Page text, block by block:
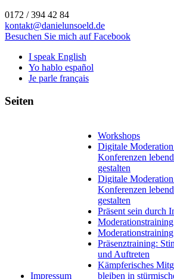
0172 / 394 42 84
kontakt@danielunsoeld.de
Besuchen Sie mich auf Facebook
I speak English
Yo hablo español
Je parle français
Seiten
Impressum
Workshops
Digitale
Konferenzen
gestalten
Digitale
Konferenzen
gestalten
Präsent sein durch
Moderationstraining
Moderationstraining
Präsenztraining:
und Auftreten
Kämpferisches
bleiben in